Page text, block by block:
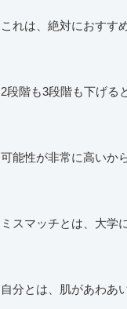
これは、絶対におすす
2段階も3段階も下げる
可能性が非常に高いか
ミスマッチとは、大学
自分とは、肌があわあ